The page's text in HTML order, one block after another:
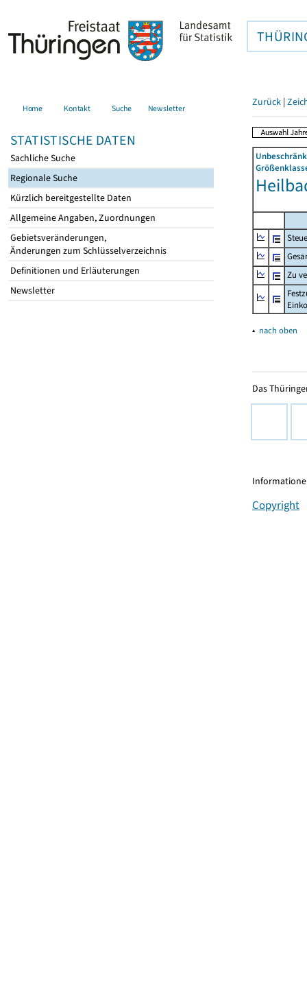
Home Kontakt Suche Newsletter
STATISTISCHE DATEN
Sachliche Suche
Regionale Suche
Kürzlich bereitgestellte Daten
Allgemeine Angaben, Zuordnungen
Gebietsveränderungen,
Änderungen zum Schlüsselverzeichnis
Definitionen und Erläuterungen
Newsletter
Zurück |
Zu
▴ nach oben
Das
Copyright